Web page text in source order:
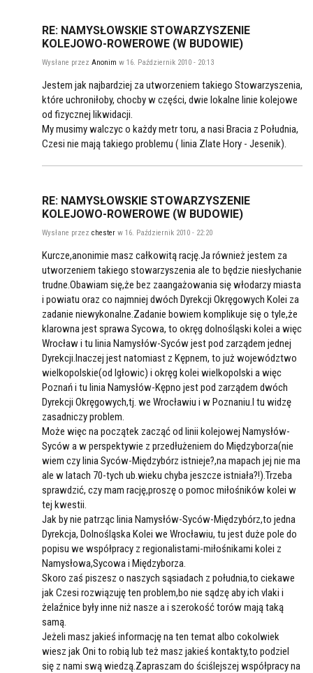
RE: NAMYSŁOWSKIE STOWARZYSZENIE
KOLEJOWO-ROWEROWE (W BUDOWIE)
Wysłane przez Anonim w 16. Październik 2010 - 20:13
Jestem jak najbardziej za utworzeniem takiego Stowarzyszenia,
które uchroniłoby, chocby w części, dwie lokalne linie kolejowe
od fizycznej likwidacji.
My musimy walczyc o każdy metr toru, a nasi Bracia z Południa,
Czesi nie mają takiego problemu ( linia Zlate Hory - Jesenik).
RE: NAMYSŁOWSKIE STOWARZYSZENIE
KOLEJOWO-ROWEROWE (W BUDOWIE)
Wysłane przez chester w 16. Październik 2010 - 22:20
Kurcze,anonimie masz całkowitą rację.Ja również jestem za
utworzeniem takiego stowarzyszenia ale to będzie niesłychanie
trudne.Obawiam się,że bez zaangażowania się włodarzy miasta
i powiatu oraz co najmniej dwóch Dyrekcji Okręgowych Kolei za
zadanie niewykonalne.Zadanie bowiem komplikuje się o tyle,że
klarowna jest sprawa Sycowa, to okręg dolnośląski kolei a więc
Wrocław i tu linia Namysłów-Syców jest pod zarządem jednej
Dyrekcji.Inaczej jest natomiast z Kępnem, to już województwo
wielkopolskie(od Igłowic) i okręg kolei wielkopolski a więc
Poznań i tu linia Namysłów-Kępno jest pod zarządem dwóch
Dyrekcji Okręgowych,tj. we Wrocławiu i w Poznaniu.I tu widzę
zasadniczy problem.
Może więc na początek zacząć od linii kolejowej Namysłów-
Syców a w perspektywie z przedłużeniem do Międzyborza(nie
wiem czy linia Syców-Międzybórz istnieje?,na mapach jej nie ma
ale w latach 70-tych ub.wieku chyba jeszcze istniała?!).Trzeba
sprawdzić, czy mam rację,proszę o pomoc miłośników kolei w
tej kwestii.
Jak by nie patrząc linia Namysłów-Syców-Międzybórz,to jedna
Dyrekcja, Dolnośląska Kolei we Wrocławiu, tu jest duże pole do
popisu we współpracy z regionalistami-miłośnikami kolei z
Namysłowa,Sycowa i Międzyborza.
Skoro zaś piszesz o naszych sąsiadach z południa,to ciekawe
jak Czesi rozwiązuję ten problem,bo nie sądzę aby ich vlaki i
żelaźnice były inne niż nasze a i szerokość torów mają taką
samą.
Jeżeli masz jakieś informację na ten temat albo cokolwiek
wiesz jak Oni to robią lub też masz jakieś kontakty,to podziel
się z nami swą wiedzą.Zapraszam do ściślejszej współpracy na